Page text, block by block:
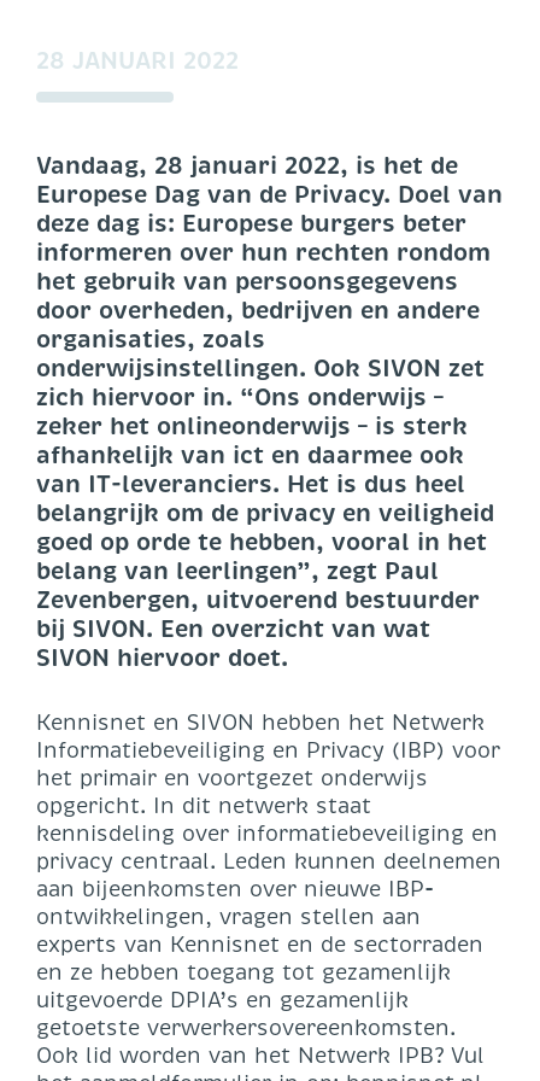
28 JANUARI 2022
Vandaag, 28 januari 2022, is het de
Europese Dag van de Privacy. Doel van
deze dag is: Europese burgers beter
informeren over hun rechten rondom
het gebruik van persoonsgegevens
door overheden, bedrijven en andere
organisaties, zoals
onderwijsinstellingen. Ook SIVON zet
zich hiervoor in. “Ons onderwijs –
zeker het onlineonderwijs – is sterk
afhankelijk van ict en daarmee ook
van IT-leveranciers. Het is dus heel
belangrijk om de privacy en veiligheid
goed op orde te hebben, vooral in het
belang van leerlingen”, zegt Paul
Zevenbergen, uitvoerend bestuurder
bij SIVON. Een overzicht van wat
SIVON hiervoor doet.
Kennisnet en SIVON hebben het Netwerk
Informatiebeveiliging en Privacy (IBP) voor
het primair en voortgezet onderwijs
opgericht. In dit netwerk staat
kennisdeling over informatiebeveiliging en
privacy centraal. Leden kunnen deelnemen
aan bijeenkomsten over nieuwe IBP-
ontwikkelingen, vragen stellen aan
experts van Kennisnet en de sectorraden
en ze hebben toegang tot gezamenlijk
uitgevoerde DPIA’s en gezamenlijk
getoetste verwerkersovereenkomsten.
Ook lid worden van het Netwerk IPB? Vul